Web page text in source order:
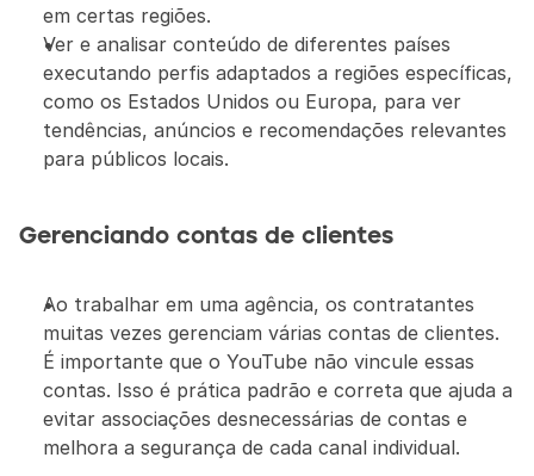
em certas regiões.
Ver e analisar conteúdo de diferentes países
executando perfis adaptados a regiões específicas,
como os Estados Unidos ou Europa, para ver
tendências, anúncios e recomendações relevantes
para públicos locais.
Gerenciando contas de clientes
Ao trabalhar em uma agência, os contratantes
muitas vezes gerenciam várias contas de clientes.
É importante que o YouTube não vincule essas
contas. Isso é prática padrão e correta que ajuda a
evitar associações desnecessárias de contas e
melhora a segurança de cada canal individual.